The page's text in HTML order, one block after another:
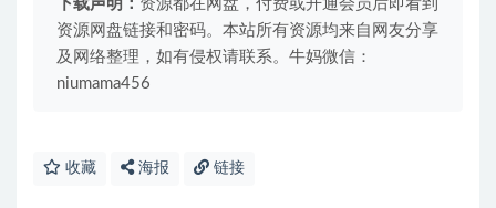
下载声明： 资源都在网盘，付费或开通会员后即看到
资源网盘链接和密码。本站所有资源均来自网友分享
及网络整理，如有侵权请联系。牛妈微信：
niumama456
收藏 海报 链接